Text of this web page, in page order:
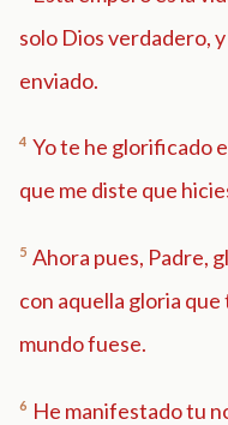
solo Dios verdadero,
enviado.
4 Yo te he glorificado
que me diste que
5 Ahora pues, Padre,
con aquella gloria
mundo fuese.
6 He manifestado tu